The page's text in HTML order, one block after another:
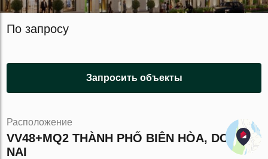
По запросу
Запросить объекты
Расположение
VV48+MQ2 THÀNH PHỐ BIÊN HÒA, DONG
NAI